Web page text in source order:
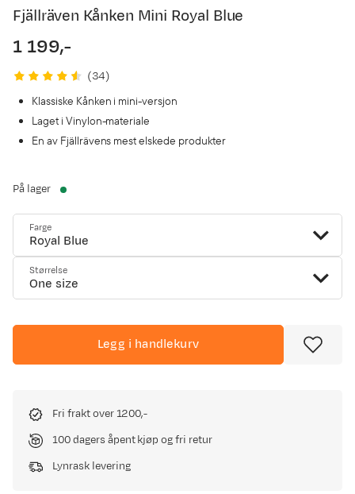
Fjällräven Kånken Mini Royal Blue
price
1 199,-
(34)
Klassiske Kånken i mini-versjon
Laget i Vinylon-materiale
En av Fjällrävens mest elskede produkter
På lager
Farge
Royal Blue
Størrelse
One size
Legg i handlekurv
Fri frakt over 1200,-
100 dagers åpent kjøp og fri retur
Lynrask levering